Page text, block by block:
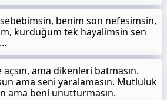
benim son nefesimsin,
kurduğum tek hayalimsin sen
ama dikenleri batmasın.
ama seni yaralamasın. Mutluluk
ama beni unutturmasın.